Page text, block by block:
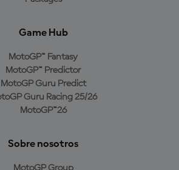
Game Hub
MotoGP™ Fantasy
MotoGP™ Predictor
MotoGP Guru Predict
Guru Racing 25/26
MotoGP™26
Sobre nosotros